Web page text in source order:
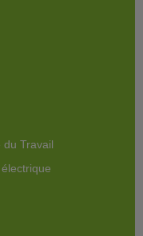
du Travail